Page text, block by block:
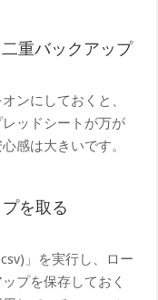
重バックアップ
ンにしておくと、
ッドシートが万が
感は大きいです。
を取る
」を実行し、ロー
プを保存しておく